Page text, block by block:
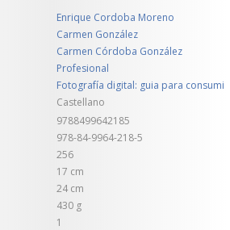
Enrique Cordoba Moreno
Carmen González
Carmen Córdoba González
Profesional
Fotografía digital: guia para consumi
Castellano
9788499642185
978-84-9964-218-5
256
17 cm
24 cm
430 g
1